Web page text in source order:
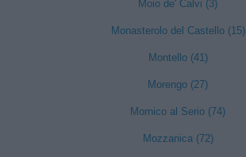
Moio de' Calvi (3)
Monasterolo del Castello (15)
Montello (41)
Morengo (27)
Mornico al Serio (74)
Mozzanica (72)